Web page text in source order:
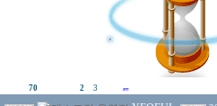
70 2 3